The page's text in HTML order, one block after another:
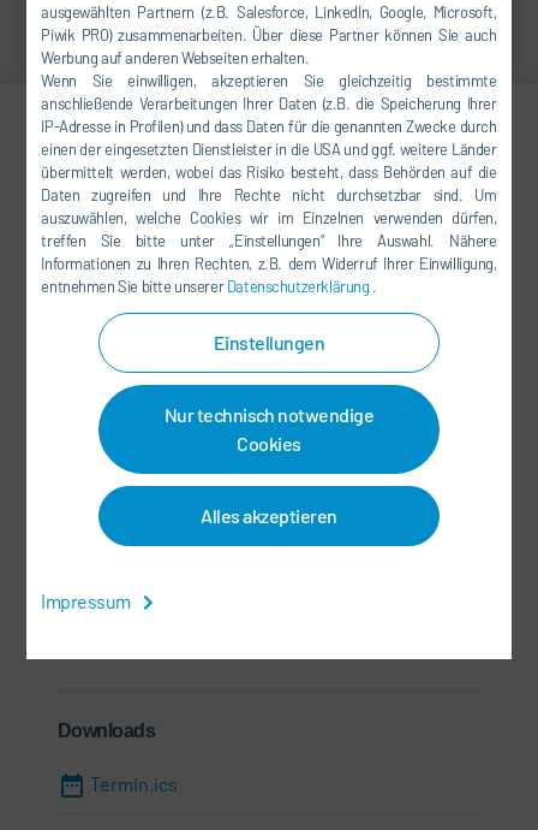
ausgewählten Partnern (z.B. Salesforce, LinkedIn, Google, Microsoft,
Piwik PRO) zusammenarbeiten. Über diese Partner können Sie auch
Werbung auf anderen Webseiten erhalten.
Wenn Sie einwilligen, akzeptieren Sie gleichzeitig bestimmte
anschließende Verarbeitungen Ihrer Daten (z.B. die Speicherung Ihrer
IP-Adresse in Profilen) und dass Daten für die genannten Zwecke durch
einen der eingesetzten Dienstleister in die USA und ggf. weitere Länder
übermittelt werden, wobei das Risiko besteht, dass Behörden auf die
Daten zugreifen und Ihre Rechte nicht durchsetzbar sind. Um
auszuwählen, welche Cookies wir im Einzelnen verwenden dürfen,
treffen Sie bitte unter „Einstellungen“ Ihre Auswahl. Nähere
Informationen zu Ihren Rechten, z.B. dem Widerruf Ihrer Einwilligung,
entnehmen Sie bitte unsererDatenschutzerklärung .
Einstellungen
Nur technisch notwendige
Cookies
Alles akzeptieren
Impressum
David Baucus
Senior Manager
MARKETING
+1 248 450-2043
david.baucus@durrusa.com
Dürr Systems LLC
26801 Northwestern Highway
48033 Southfield, MI
Informationen
Downloads
Termin.ics